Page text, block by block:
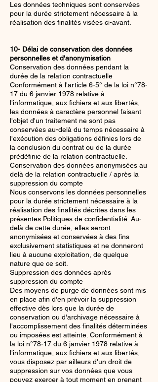
Les données techniques sont conservées
pour la durée strictement nécessaire à la
réalisation des finalités visées ci-avant.
10- Délai de conservation des données
personnelles et d'anonymisation
Conservation des données pendant la
durée de la relation contractuelle
Conformément à l'article 6-5° de la loi n°78-
17 du 6 janvier 1978 relative à
l'informatique, aux fichiers et aux libertés,
les données à caractère personnel faisant
l'objet d'un traitement ne sont pas
conservées au-delà du temps nécessaire à
l'exécution des obligations définies lors de
la conclusion du contrat ou de la durée
prédéfinie de la relation contractuelle.
Conservation des données anonymisées au
delà de la relation contractuelle / après la
suppression du compte
Nous conservons les données personnelles
pour la durée strictement nécessaire à la
réalisation des finalités décrites dans les
présentes Politiques de confidentialité. Au-
delà de cette durée, elles seront
anonymisées et conservées à des fins
exclusivement statistiques et ne donneront
lieu à aucune exploitation, de quelque
nature que ce soit.
Suppression des données après
suppression du compte
Des moyens de purge de données sont mis
en place afin d'en prévoir la suppression
effective dès lors que la durée de
conservation ou d'archivage nécessaire à
l'accomplissement des finalités déterminées
ou imposées est atteinte. Conformément à
la loi n°78-17 du 6 janvier 1978 relative à
l'informatique, aux fichiers et aux libertés,
vous disposez par ailleurs d'un droit de
suppression sur vos données que vous
pouvez exercer à tout moment en prenant